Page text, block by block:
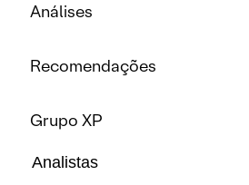
Análises
Recomendações
Grupo XP
Analistas